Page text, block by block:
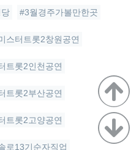
#3월경주가볼만한곳
스터트롯2창원공연
트롯2인천공연
트롯2부산공연
트롯2고양공연
로13기순자직업